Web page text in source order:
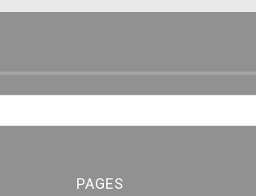
PAGES